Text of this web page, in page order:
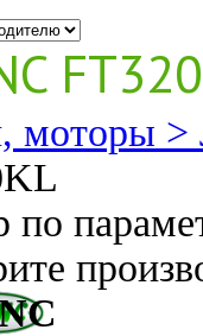
моторы >
по